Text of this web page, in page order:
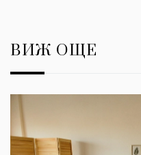
ВИЖ ОЩЕ